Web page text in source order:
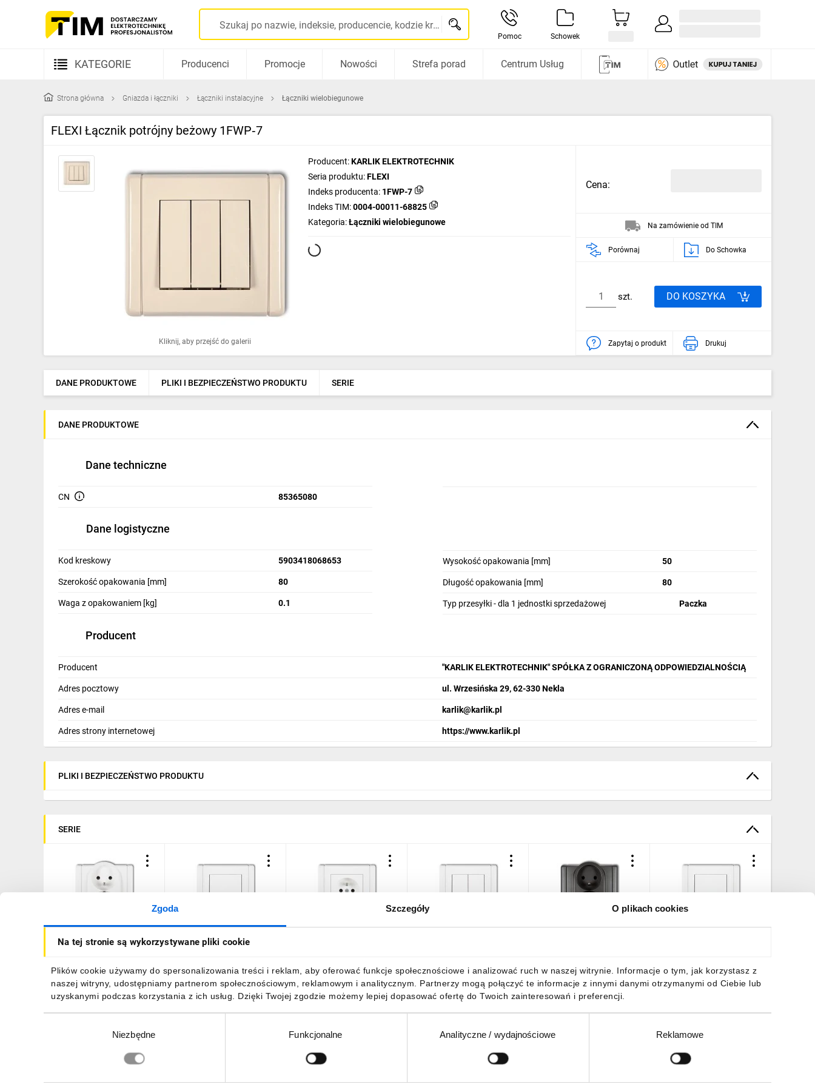
Zgoda Szczegóły O plikach cookies
Na tej stronie są wykorzystywane pliki cookie
Plików cookie używamy do spersonalizowania treści i reklam, aby oferować funkcje społecznościowe i analizować ruch w naszej witrynie. Informacje o tym, jak korzystasz z
naszej witryny, udostępniamy partnerom społecznościowym, reklamowym i analitycznym. Partnerzy mogą połączyć te informacje z innymi danymi otrzymanymi od Ciebie lub
uzyskanymi podczas korzystania z ich usług. Dzięki Twojej zgodzie możemy lepiej dopasować ofertę do Twoich zainteresowań i preferencji.
Niezbędne Funkcjonalne Analityczne / wydajnościowe Reklamowe
Szukaj po nazwie, indeksie, producencie, kodzie kreskowym...
Pomoc Schowek
KATEGORIE
Kable i przewody
Rozdzielnice i obudowy
Elementy prowadzenia kabli
Fotowoltaika
Ogrzewanie
Elektronarzędzia i mierniki
Dom i ogród
Klimatyzacja
Odzież ochronna i BHP
Inne
Smart home
Wentylacja i rekuperacja
Producenci Promocje Nowości Strefa porad Centrum Usług
Strona główna Gniazda i łączniki Łączniki instalacyjne Łączniki wielobiegunowe
FLEXI Łącznik potrójny beżowy 1FWP‑7
Kliknij, aby przejść do galerii
Producent:KARLIK ELEKTROTECHNIK
Seria produktu:FLEXI
Indeks producenta: 1FWP-7
Indeks TIM:0004-00011-68825
Kategoria:Łączniki wielobiegunowe
Cena:
Na zamówienie od TIM
Porównaj Do Schowka
szt. DO KOSZYKA
Zapytaj o produkt Drukuj
DANE PRODUKTOWE PLIKI I BEZPIECZEŃSTWO PRODUKTU SERIE
DANE PRODUKTOWE
Dane techniczne
CN 85365080
Dane logistyczne
Kod kreskowy 5903418068653
Szerokość opakowania [mm] 80
Waga z opakowaniem [kg] 0.1
Wysokość opakowania [mm] 50
Długość opakowania [mm] 80
Typ przesyłki - dla 1 jednostki sprzedażowej Paczka
Producent
Producent "KARLIK ELEKTROTECHNIK" SPÓŁKA Z OGRANICZONĄ ODPOWIEDZIALNOŚCIĄ
Adres pocztowy ul. Wrzesińska 29, 62-330 Nekla
Adres e-mail karlik@karlik.pl
Adres strony internetowej https://www.karlik.pl
PLIKI I BEZPIECZEŃSTWO PRODUKTU
SERIE
FLEXI Gniazdo podwójne
z/u biały FGP-2zp
22,53 złbrutto
FLEXI Łącznik
jednobiegunowy biały
19,24 zł brutto 19,82 zł brutto 22,12 złbrutto
DO KOSZYKA
29,80 zł brutto 22,12 złbrutto